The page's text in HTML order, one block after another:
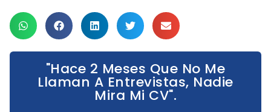
"Hace 2 Meses Que No Me
Llaman A Entrevistas, Nadie
Mira Mi CV".